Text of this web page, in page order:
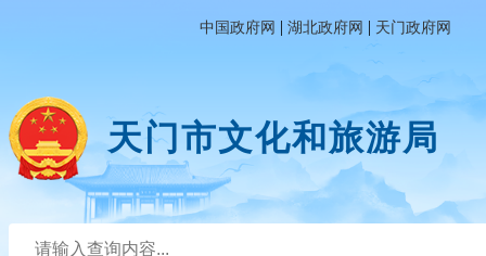
中国政府网 | 湖北政府网 | 天门政府网
天门市文化和旅游局